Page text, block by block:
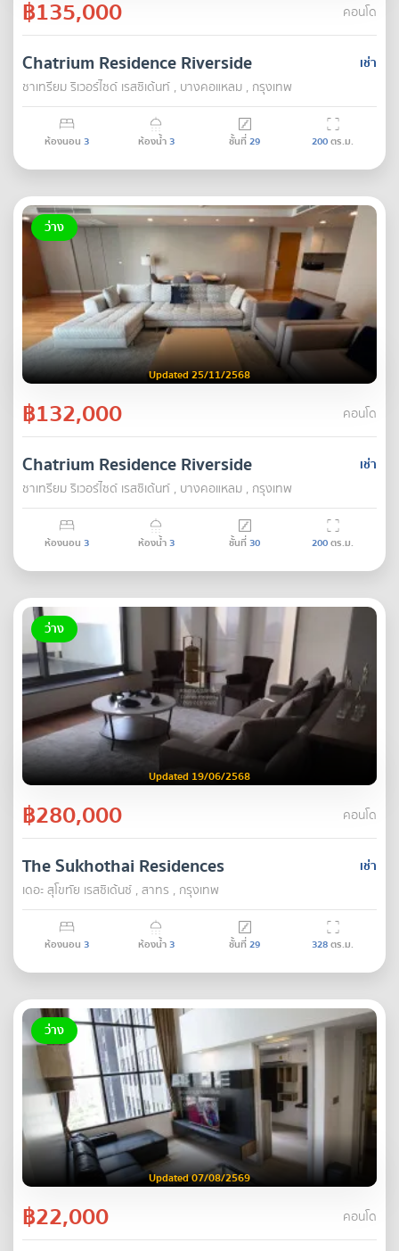
฿135,000 คอนโด
เช่า
Chatrium Residence Riverside
ชาเทรียม ริเวอร์ไซด์ เรสซิเด้นท์ , บางคอแหลม , กรุงเทพ
ห้องนอน 3 ห้องน้ำ3 ชั้นที่29 200ตร.ม.
ว่าง
Updated 25/11/2568
฿132,000 คอนโด
เช่า
Chatrium Residence Riverside
ชาเทรียม ริเวอร์ไซด์ เรสซิเด้นท์ , บางคอแหลม , กรุงเทพ
ห้องนอน 3 ห้องน้ำ3 ชั้นที่30 200ตร.ม.
ว่าง
Updated 19/06/2568
฿280,000 คอนโด
เช่า
The Sukhothai Residences
เดอะ สุโขทัย เรสซิเด้นซ์ , สาทร , กรุงเทพ
ห้องนอน 3 ห้องน้ำ3 ชั้นที่29 328ตร.ม.
ว่าง
Updated 07/08/2569
฿22,000 คอนโด